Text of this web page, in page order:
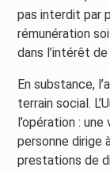
pas interdit par
rémunération
dans l’intérêt
En substance,
terrain social.
l’opération :
personne dirige
prestations de